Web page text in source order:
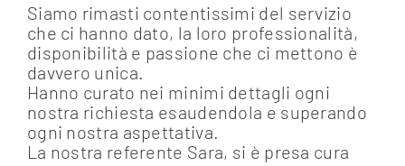
SUCCEDE ORA
NEWS
CONTATTI E ORARI
Siamo rimasti contentissimi del servizio
che ci hanno dato, la loro professionalità,
disponibilità e passione che ci mettono è
davvero unica.
Hanno curato nei minimi dettagli ogni
nostra richiesta esaudendola e superando
ogni nostra aspettativa.
La nostra referente Sara, si è presa cura